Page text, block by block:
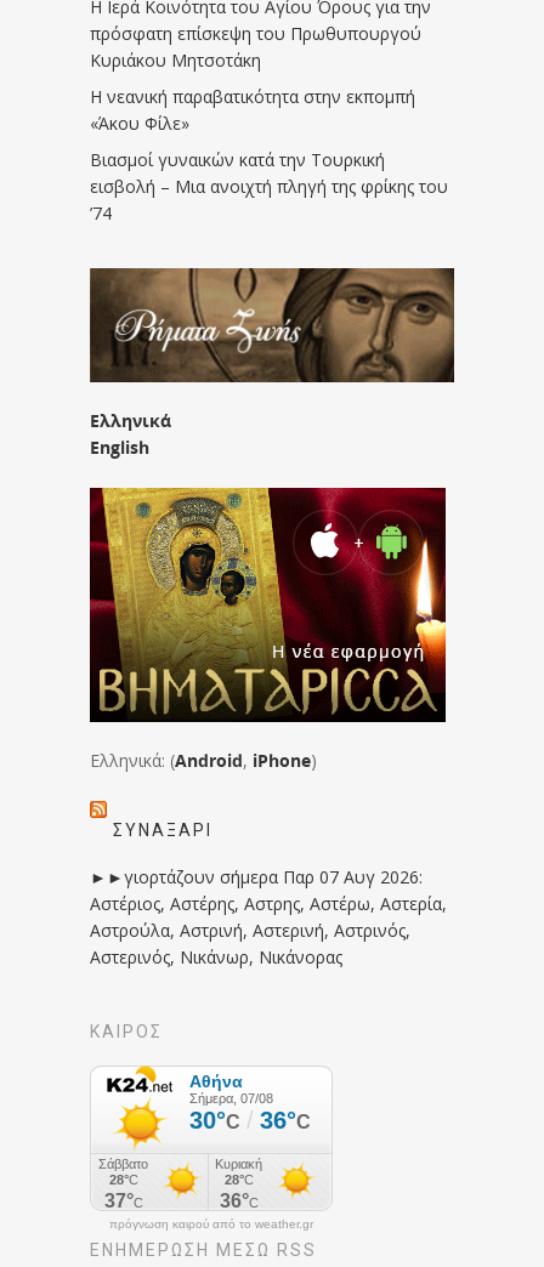
Η Ιερά Κοινότητα του Αγίου Όρους για την
πρόσφατη επίσκεψη του Πρωθυπουργού
Κυριάκου Μητσοτάκη
Η νεανική παραβατικότητα στην εκπομπή
«Άκου Φίλε»
Βιασμοί γυναικών κατά την Τουρκική
εισβολή – Μια ανοιχτή πληγή της φρίκης του
’74
Ελληνικά
English
Ελληνικά: (Android, iPhone)
ΣΥΝΑΞΆΡΙ
►►γιορτάζουν σήμερα Παρ 07 Αυγ 2026:
Αστέριος, Αστέρης, Αστρης, Αστέρω, Αστερία,
Αστρούλα, Αστρινή, Αστερινή, Αστρινός,
Αστερινός, Νικάνωρ, Νικάνορας
ΚΑΙΡΟΣ
πρόγνωση καιρού από το weather.gr
ΕΝΗΜΈΡΩΣΉ ΜΕΣΩ RSS